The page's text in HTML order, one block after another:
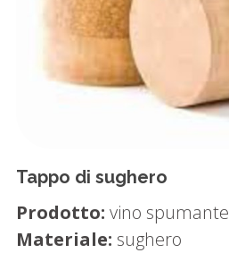
Tappo di sughero
Prodotto:vino spumante
Materiale: sughero